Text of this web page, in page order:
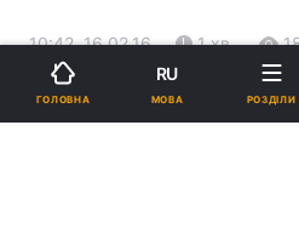
10:42, 16.02.16 1 хв.
Підпишіться
ГОЛОВНА
RU
МОВА РОЗДІЛИ